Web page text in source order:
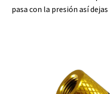
pasa con la presión así